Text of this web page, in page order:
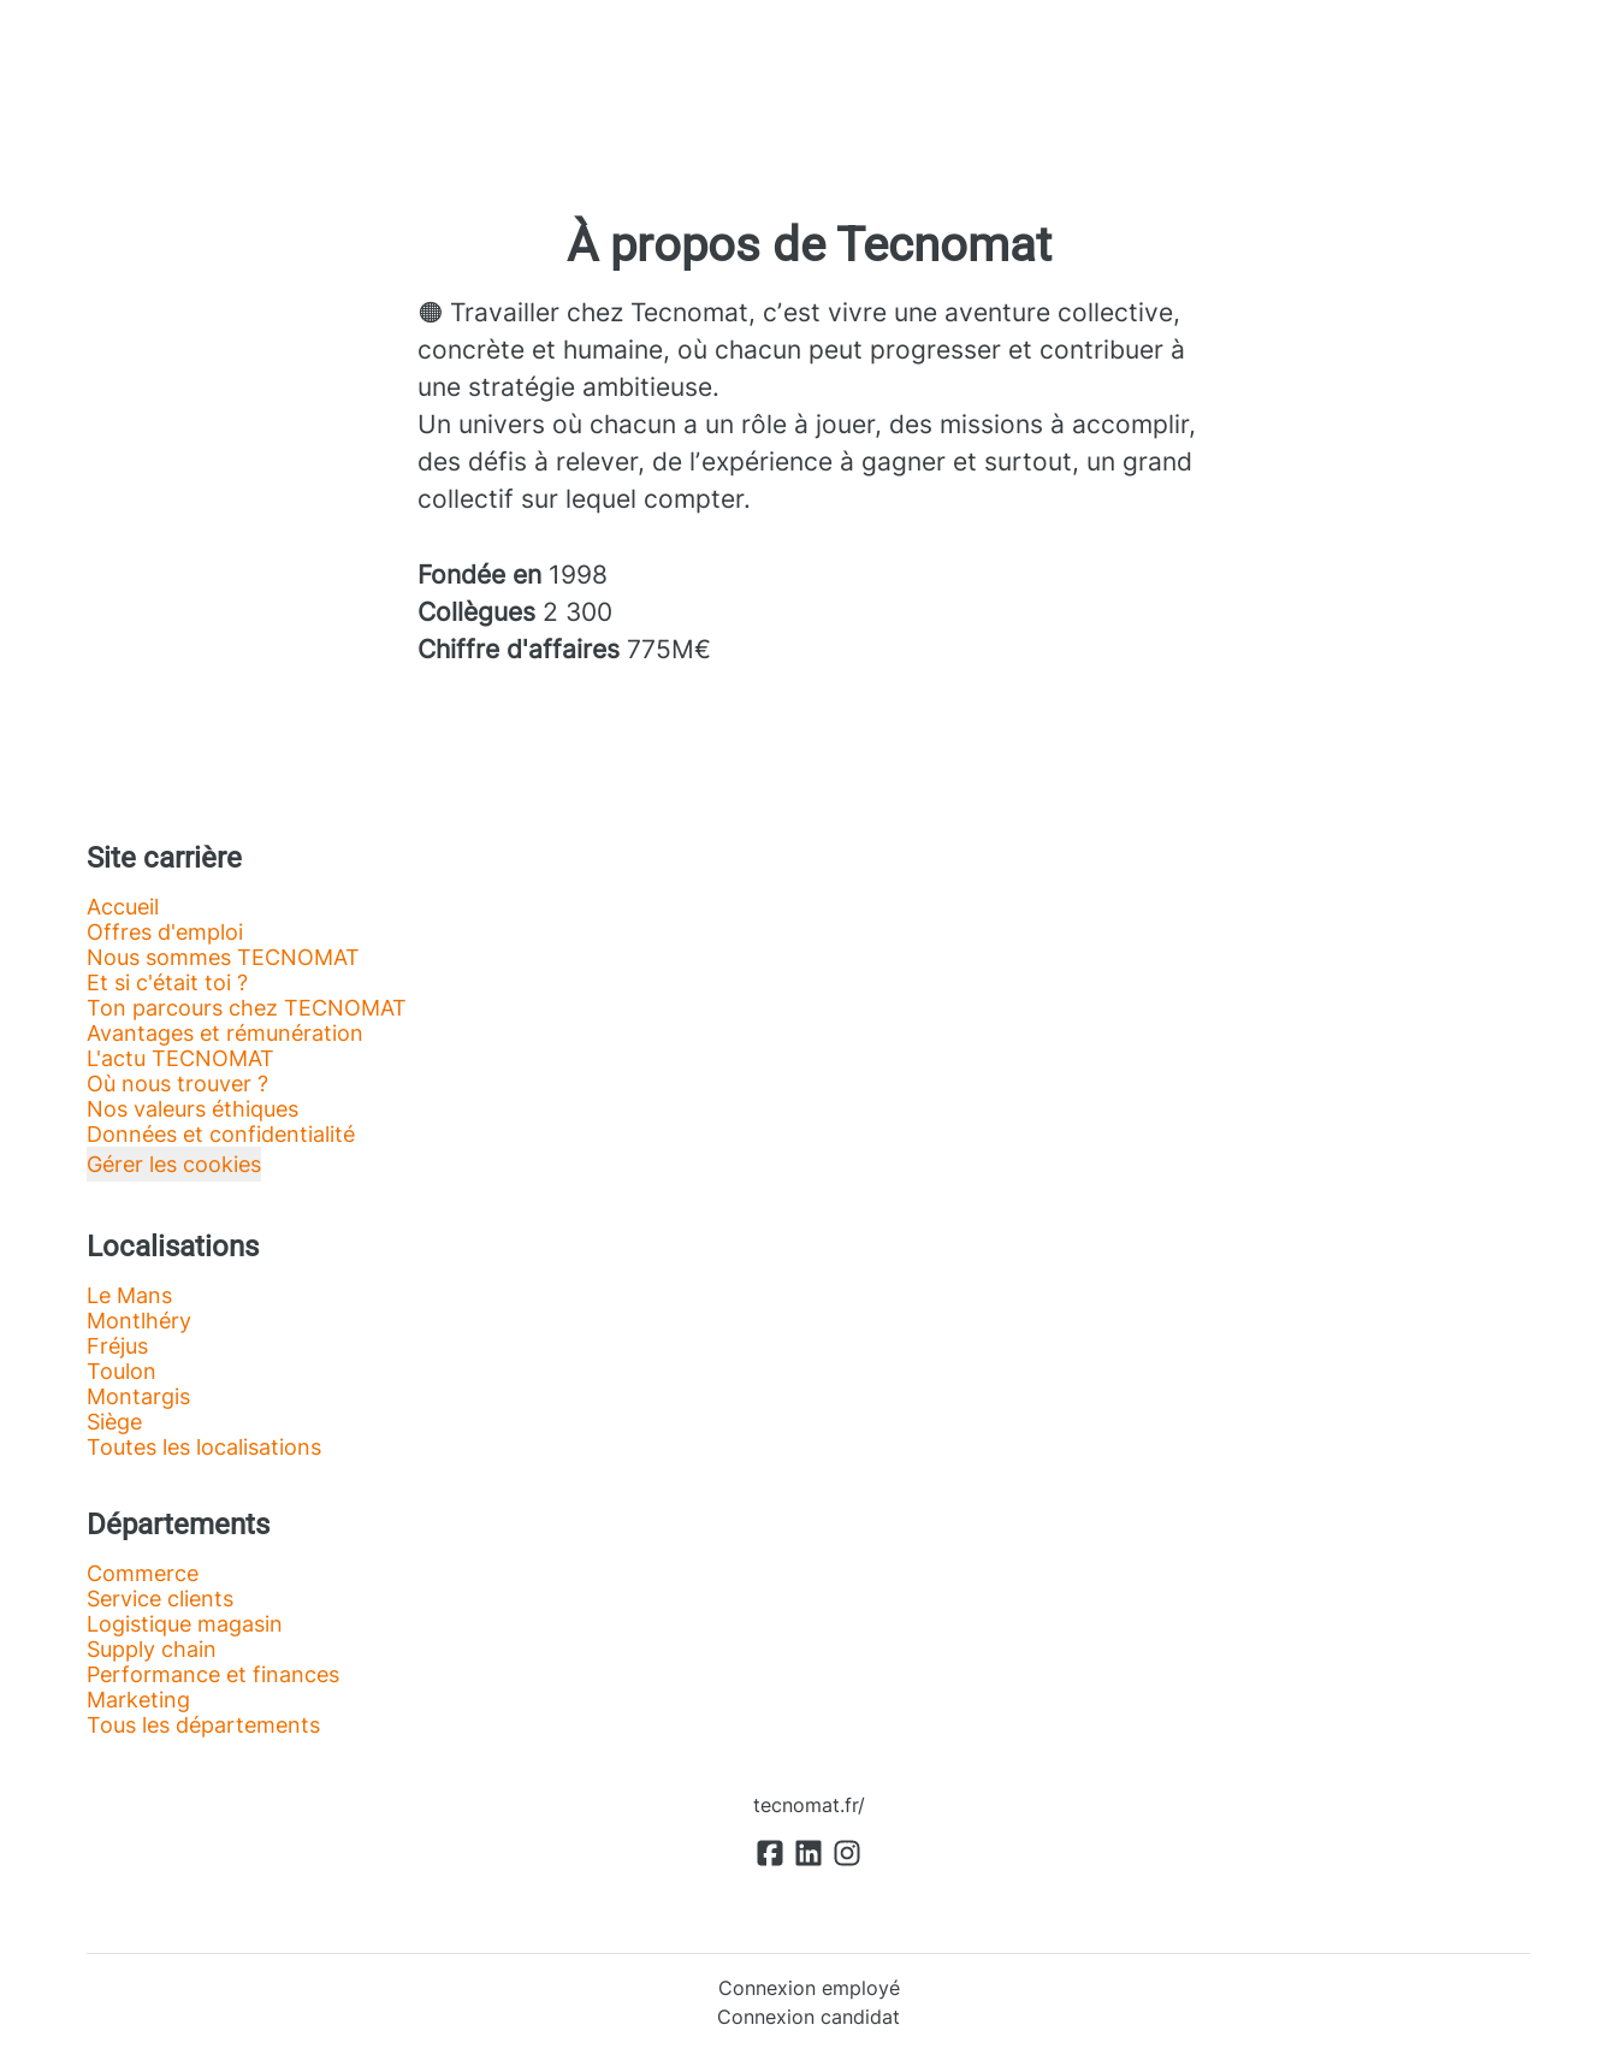
À propos de Tecnomat
🟠 Travailler chez Tecnomat, cʼest vivre une aventure collective,
concrète et humaine, où chacun peut progresser et contribuer à
une stratégie ambitieuse.
Un univers où chacun a un rôle à jouer, des missions à accomplir,
des défis à relever, de lʼexpérience à gagner et surtout, un grand
collectif sur lequel compter.
Fondée en 1998
Collègues 2 300
Chiffre d'affaires 775M€
Site carrière
Accueil
Offres d'emploi
Nous sommes TECNOMAT
Et si c'était toi ?
Ton parcours chez TECNOMAT
Avantages et rémunération
L'actu TECNOMAT
Où nous trouver ?
Nos valeurs éthiques
Données et confidentialité
Gérer les cookies
Localisations
Le Mans
Montlhéry
Fréjus
Toulon
Montargis
Siège
Toutes les localisations
Départements
Commerce
Service clients
Logistique magasin
Supply chain
Performance et finances
Marketing
Tous les départements
tecnomat.fr/
Connexion employé
Connexion candidat